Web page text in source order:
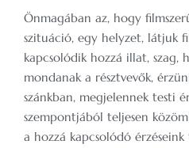
Önmagában az, hogy
szituáció, egy helyzet, látjuk
kapcsolódik hozzá illat, szag,
mondanak a résztvevők,
szánkban, megjelennek testi
szempontjából teljesen
a hozzá kapcsolódó érzéseink